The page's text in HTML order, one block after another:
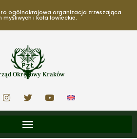
to ogólnokrajowa organizacja zrzeszająca
myśliwych i koła łowieckie.
Okręgowy Kraków